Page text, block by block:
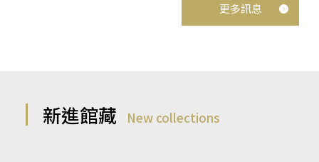
更多訊息
新進館藏 New collections